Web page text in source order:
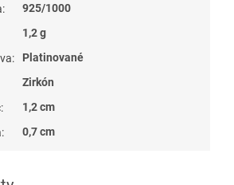
:
925/1000
1,2 g
:
Platinované
Zirkón
:
1,2 cm
: 0,7 cm